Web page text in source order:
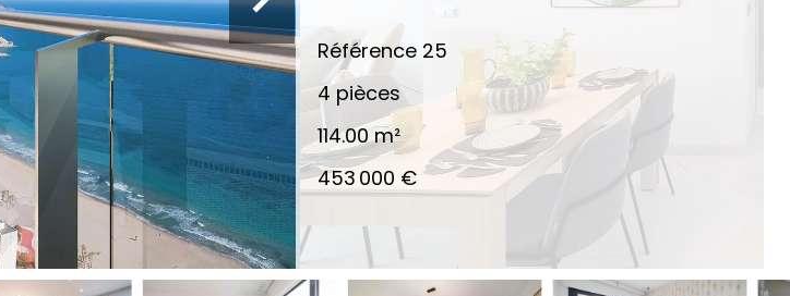
Référence 25
4 pièces
114.00m²
453 000 €